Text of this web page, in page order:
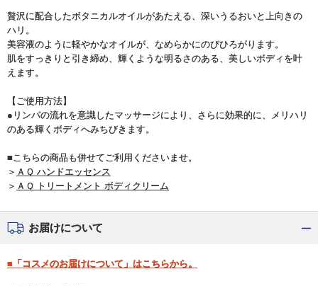
贅沢に配合したボタニカルオイルがあたえる、深いうるおいと上向きの
ハリ。
美容液のように軽やかなオイルが、なめらかにのびひろがります。
肌をすっきりと引き締め、輝くような明るさのある、美しいボディを叶
えます。
【ご使用方法】
●リンパの流れを意識したマッサージにより、さらに効果的に、メリハリ
のある輝くボディへみちびきます。
■こちらの商品も併せてご利用くださいませ。
＞ ＡＱ ハンドエッセンス
＞ ＡＱ トリートメント ボディクリーム
お届けについて
■「コスメのお届けについて」はこちらから。